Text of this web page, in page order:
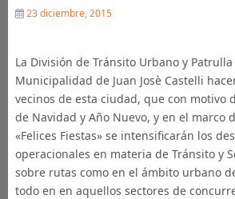
23 diciembre, 2015
La División de Tránsito Urbano y Patrulla
Municipalidad de Juan Josè Castelli
vecinos de esta ciudad, que con motivo
de Navidad y Año Nuevo, y en el marco
«Felices Fiestas» se intensificarán los
operacionales en materia de Tránsito y
sobre rutas como en el ámbito urbano
todo en en aquellos sectores de